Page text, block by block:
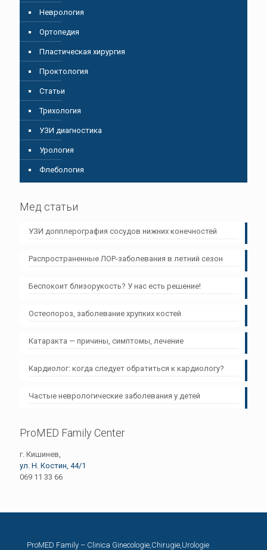
Неврология
Ортопедия
Пластическая хирургия
Проктология
Статьи
Трихология
УЗИ диагностика
Урология
Флебология
Мед статьи
УЗИ допплерография сосудов нижних конечностей
Распространенные ЛОР-заболевания в летний сезон
Беспокоит близорукость? У нас есть решение!
Остеопороз, заболевание хрупких костей
Катаракта — причины, симптомы, лечение
Кардиолог: когда следует обратиться к кардиологу?
Частые неврологические заболевания у детей
ProMED Family Center
г. Кишинев,
ул. Н. Костин, 44/1
069 11 33 66
ProMED Family – Clinica Ginecologie,Chirugie,Urologie